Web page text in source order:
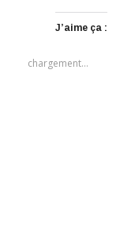
J’aime ça :
chargement…